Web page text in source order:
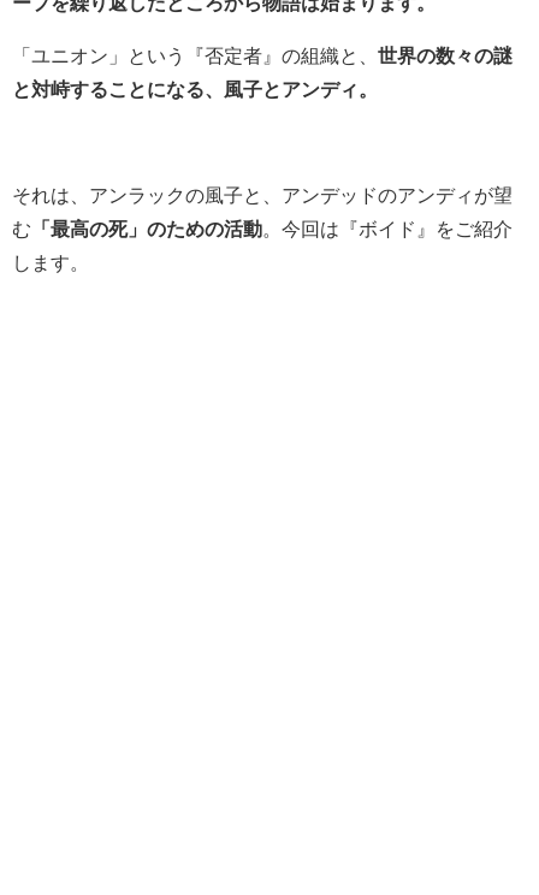
「ユニオン」という『否定者』の組織と、 世界の数々の謎
と対峙することになる、風子とアンディ。
それは、アンラックの風子と、アンデッドのアンディが望
む 「最高の死」のための活動 。今回は『ボイド』をご紹介
します。